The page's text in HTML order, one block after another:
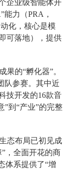
企业级智能体开
能力（PRA，
动化，核心是模
可落地），提供
的“孵化器”。
队参赛。其中近
技开发的16款音
”到“产业”的完整
态布局已初见成
，全面开花的商
体系提供了“增